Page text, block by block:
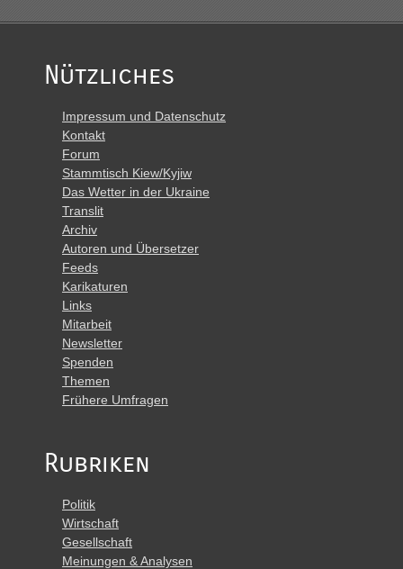
Nützliches
Impressum und Datenschutz
Kontakt
Forum
Stammtisch Kiew/Kyjiw
Das Wetter in der Ukraine
Translit
Archiv
Autoren und Übersetzer
Feeds
Karikaturen
Links
Mitarbeit
Newsletter
Spenden
Themen
Frühere Umfragen
Rubriken
Politik
Wirtschaft
Gesellschaft
Meinungen & Analysen